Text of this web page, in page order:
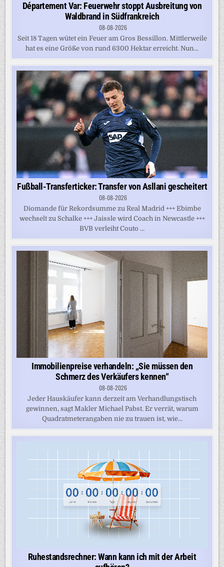
Département Var: Feuerwehr stoppt Ausbreitung von
Waldbrand in Südfrankreich
08-08-2026
Seit 18 Tagen wütet ein Feuer am Gros Bessillon. Mittlerweile
hat es eine Größe von rund 6300 Hektar erreicht. Nun...
Fußball-Transferticker: Transfer von Asllani gescheitert
08-08-2026
Diomande für Rekordsumme zu Real Madrid +++ Ebimbe
wechselt zu Schalke +++ Jaissle wird Coach in Newcastle +++
BVB verleiht Couto ...
Immobilienpreise verhandeln: „Sie müssen den
Schmerz des Verkäufers kennen“
08-08-2026
Jeder Hauskäufer kann derzeit am Verhandlungstisch
gewinnen, sagt Makler Michael Pabst. Er verrät, warum
Quadratmeterangaben nie zu trauen ist, wie...
Ruhestandsrechner: Wann kann ich mit der Arbeit